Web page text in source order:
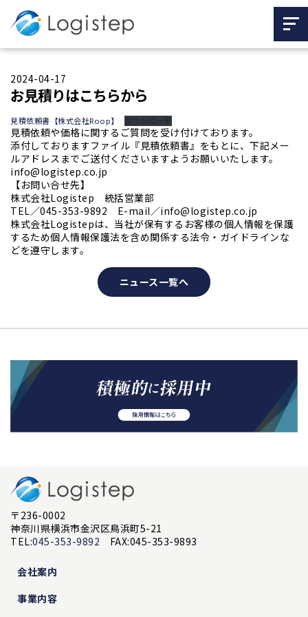
2024-04-17
お見積りはこちらから
見積依頼書【株式会社Roop】 ダウンロード
見積依頼や価格に関するご質問を受け付けております。
添付しておりますファイル『見積依頼書』をもとに、下記メー
ルアドレスまでご送付くださいますようお願いいたします。
info@logistep.co.jp
【お問い合せ先】
株式会社Logistep 統括営業部
TEL／045-353-9892 E-mail／info@logistep.co.jp
株式会社Logistepは、当社が保有するお客様の個人情報を保護
するため個人情報保護法を含め関係する法令・ガイドラインな
どを遵守します。
ニュース一覧へ
〒236-0002
神奈川県横浜市金沢区鳥浜町5-21
TEL:045-353-9892 FAX:045-353-9893
会社案内
事業内容